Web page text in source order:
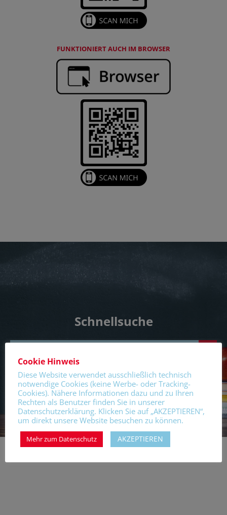
FUNKTIONIERT AUCH IM BROWSER
Schnellsuche
Search Search Button
Cookie Hinweis
Diese Website verwendet ausschließlich technisch
notwendige Cookies (keine Werbe- oder Tracking-
Cookies). Nähere Informationen dazu und zu Ihren
Rechten als Benutzer finden Sie in unserer
Datenschutzerklärung. Klicken Sie auf „AKZEPTIEREN“,
um direkt unsere Website besuchen zu können.
Mehr zum Datenschutz AKZEPTIEREN